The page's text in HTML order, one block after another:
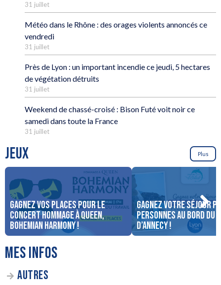
31 juillet
Météo dans le Rhône : des orages violents annoncés ce
vendredi
31 juillet
Près de Lyon : un important incendie ce jeudi, 5 hectares
de végétation détruits
31 juillet
Weekend de chassé-croisé : Bison Futé voit noir ce
samedi dans toute la France
31 juillet
JEUX Plus
Gagnez vos places pour le
concert Hommage à Queen,
Bohemian Harmony !
Gagnez votre séjour
personnes au bord du
d’Annecy !
MES INFOS
AUTRES